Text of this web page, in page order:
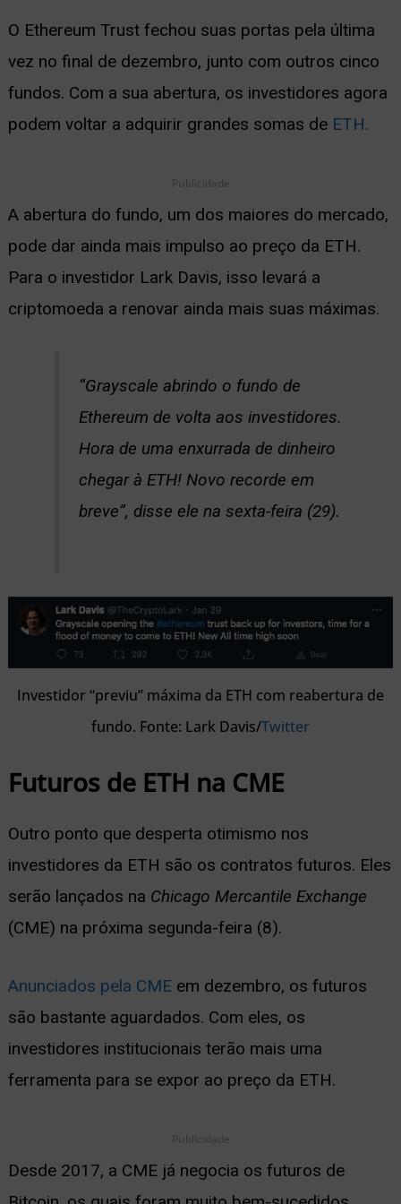
O Ethereum Trust fechou suas portas pela última
vez no final de dezembro, junto com outros cinco
fundos. Com a sua abertura, os investidores agora
podem voltar a adquirir grandes somas de ETH.
Publicidade
A abertura do fundo, um dos maiores do mercado,
pode dar ainda mais impulso ao preço da ETH.
Para o investidor Lark Davis, isso levará a
criptomoeda a renovar ainda mais suas máximas.
“Grayscale abrindo o fundo de
Ethereum de volta aos investidores.
Hora de uma enxurrada de dinheiro
chegar à ETH! Novo recorde em
breve”, disse ele na sexta-feira (29).
Investidor “previu” máxima da ETH com reabertura de
fundo. Fonte: Lark Davis/Twitter
Futuros de ETH na CME
Outro ponto que desperta otimismo nos
investidores da ETH são os contratos futuros. Eles
serão lançados na Chicago Mercantile Exchange
(CME) na próxima segunda-feira (8).
Anunciados pela CMEem dezembro, os futuros
são bastante aguardados. Com eles, os
investidores institucionais terão mais uma
ferramenta para se expor ao preço da ETH.
Publicidade
Desde 2017, a CME já negocia os futuros de